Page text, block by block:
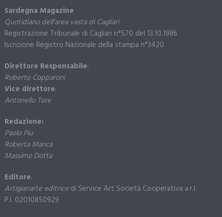
Sardegna Magazine
Quotidiano dell’area vasta di Cagliari
Registrazione Tribunale di Cagliari n°570 del 13.10.1986
Iscrizione Registro Nazionale della stampa n°3420
Direttore Responsabile:
Roberto Copparoni
Vice direttore:
Antonello Tore
Redazione:
Paolo Piu
Roberta Manca
Massimo Dotta
Editore:
Artigianarte editricedi Service Art Società Cooperativa a.r.l.
P.I. 02010850929